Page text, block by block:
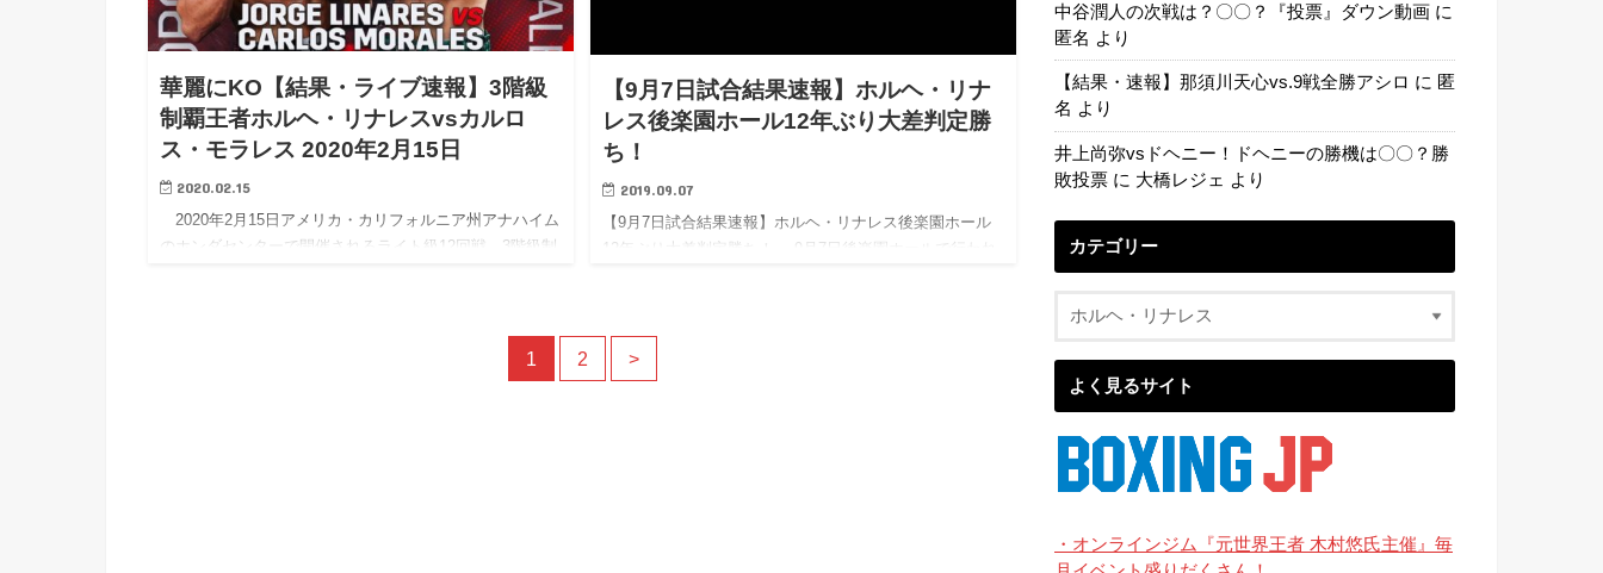
華麗にKO【結果・ライブ速報】3階級
制覇王者ホルヘ・リナレスvsカルロ
ス・モラレス 2020年2月15日
2020.02.15
2020年2月15日アメリカ・カリフォルニア州アナハイム
のホンダセンターで開催されるライト級12回戦、3階級制
【9月7日試合結果速報】ホルヘ・リナ
レス後楽園ホール12年ぶり大差判定勝
ち！
2019.09.07
【9月7日試合結果速報】ホルヘ・リナレス後楽園ホール
12年ぶり大差判定勝ち！ 9月7日後楽園ホールで行われ
1 2 >
中谷潤人の次戦は？〇〇？『投票』ダウン動画 に
匿名 より
【結果・速報】那須川天心vs.9戦全勝アシロ に 匿
名 より
井上尚弥vsドヘニー！ドヘニーの勝機は〇〇？勝
敗投票 に 大橋レジェ より
カテゴリー
よく見るサイト
・オンラインジム『元世界王者 木村悠氏主催』毎